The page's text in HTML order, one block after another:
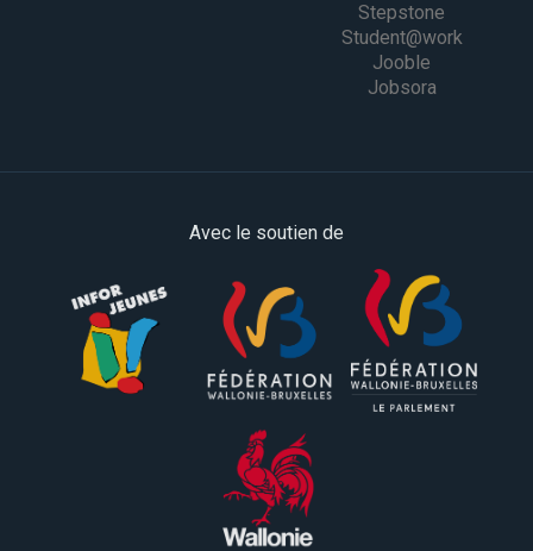
Stepstone
Student@work
Jooble
Jobsora
Avec le soutien de